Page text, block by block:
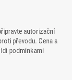
autorizační
převodu. Cena a
podmínkami